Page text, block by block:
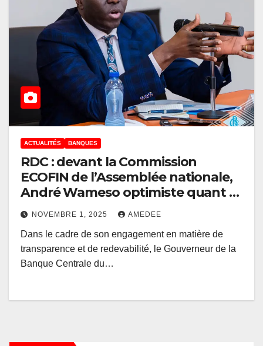
ACTUALITÉS BANQUES
RDC : devant la Commission
ECOFIN de l’Assemblée nationale,
André Wameso optimiste quant à
l’appréciation du franc congolais
dans la durée
NOVEMBRE 1, 2025 AMEDEE
Dans le cadre de son engagement en matière de
transparence et de redevabilité, le Gouverneur de la
Banque Centrale du…